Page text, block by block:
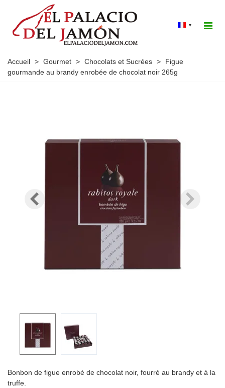
▾
Accueil > Gourmet > Chocolats et Sucrées >
Figue
gourmande au brandy enrobée de chocolat noir 265g
Bonbon de figue enrobé de chocolat noir, fourré au brandy et à la
truffe.